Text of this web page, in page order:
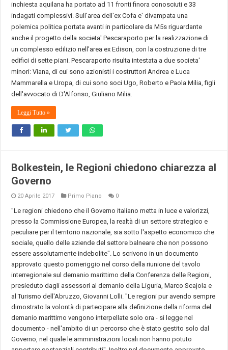
inchiesta aquilana ha portato ad 11 fronti finora conosciuti e 33
indagati complessivi. Sull'area dell'ex Cofa e' divampata una
polemica politica portata avanti in particolare da M5s riguardante
anche il progetto della societa' Pescaraporto per la realizzazione di
un complesso edilizio nell'area ex Edison, con la costruzione di tre
edifici di sette piani. Pescaraporto risulta intestata a due societa'
minori: Viana, di cui sono azionisti i costruttori Andrea e Luca
Mammarella e Uropa, di cui sono soci Ugo, Roberto e Paola Milia, figli
dell'avvocato di D'Alfonso, Giuliano Milia.
Leggi Tutto »
Bolkestein, le Regioni chiedono chiarezza al
Governo
20 Aprile 2017 Primo Piano 0
"Le regioni chiedono che il Governo italiano metta in luce e valorizzi,
presso la Commissione Europea, la realtà di un settore strategico e
peculiare per il territorio nazionale, sia sotto l'aspetto economico che
sociale, quello delle aziende del settore balneare che non possono
essere assolutamente indebolite". Lo scrivono in un documento
approvato questo pomeriggio nel corso della riunione del tavolo
interregionale sul demanio marittimo della Conferenza delle Regioni,
presieduto dagli assessori al demanio della Liguria, Marco Scajola e
al Turismo dell'Abruzzo, Giovanni Lolli. "Le regioni pur avendo sempre
dimostrato la volontà di partecipare alla definizione della riforma del
demanio marittimo vengono interpellate solo ora - si legge nel
documento - nell'ambito di un percorso che è stato gestito solo dal
Governo, nel quale le amministrazioni locali non hanno potuto